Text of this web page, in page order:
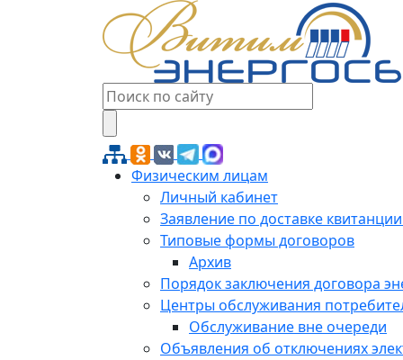
Физическим лицам
Личный кабинет
Заявление по доставке
Типовые формы договоров
Архив
Порядок заключения договора
Центры обслуживания
Обслуживание вне очереди
Объявления об отключениях